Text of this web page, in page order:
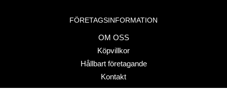
FÖRETAGSINFORMATION
OM OSS
Köpvillkor
Hållbart företagande
Kontakt